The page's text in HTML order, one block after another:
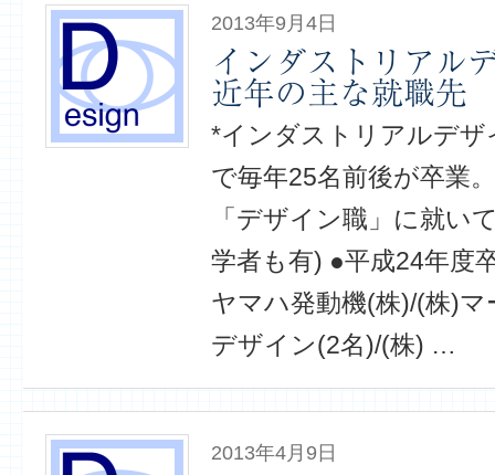
2013年9月4日
インダストリアル
近年の主な就職先
*インダストリアルデザ
で毎年25名前後が卒業
「デザイン職」に就い
学者も有) ●平成24年度
ヤマハ発動機(株)/(株)
デザイン(2名)/(株) …
2013年4月9日